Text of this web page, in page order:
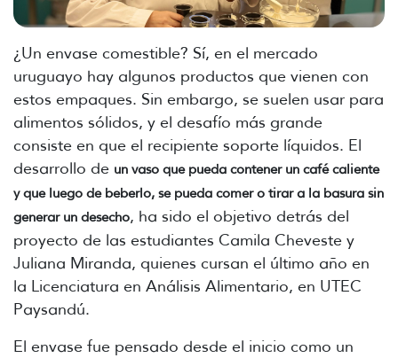
¿Un envase comestible? Sí, en el mercado
uruguayo hay algunos productos que vienen con
estos empaques. Sin embargo, se suelen usar para
alimentos sólidos, y el desafío más grande
consiste en que el recipiente soporte líquidos. El
desarrollo de un vaso que pueda contener un café caliente
y que luego de beberlo, se pueda comer o tirar a la basura sin
generar un desecho, ha sido el objetivo detrás del
proyecto de las estudiantes Camila Cheveste y
Juliana Miranda, quienes cursan el último año en
la Licenciatura en Análisis Alimentario, en UTEC
Paysandú.
El envase fue pensado desde el inicio como un